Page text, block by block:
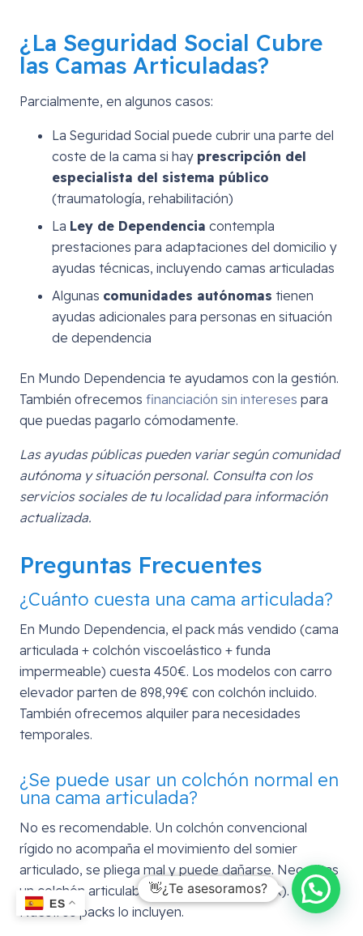
¿La Seguridad Social Cubre
las Camas Articuladas?
Parcialmente, en algunos casos:
La Seguridad Social puede cubrir una parte del
coste de la cama si hay prescripción del
especialista del sistema público
(traumatología, rehabilitación)
La Ley de Dependencia contempla
prestaciones para adaptaciones del domicilio y
ayudas técnicas, incluyendo camas articuladas
Algunas comunidades autónomas tienen
ayudas adicionales para personas en situación
de dependencia
En Mundo Dependencia te ayudamos con la gestión.
También ofrecemos financiación sin intereses para
que puedas pagarlo cómodamente.
Las ayudas públicas pueden variar según comunidad
autónoma y situación personal. Consulta con los
servicios sociales de tu localidad para información
actualizada.
Preguntas Frecuentes
¿Cuánto cuesta una cama articulada?
En Mundo Dependencia, el pack más vendido (cama
articulada + colchón viscoelástico + funda
impermeable) cuesta 450€. Los modelos con carro
elevador parten de 898,99€ con colchón incluido.
También ofrecemos alquiler para necesidades
temporales.
¿Se puede usar un colchón normal en
una cama articulada?
No es recomendable. Un colchón convencional
rígido no acompaña el movimiento del somier
articulado, se pliega mal y puede dañarse. Necesitas
un colchón articulable (viscoelástico o latex).
Nuestros packs lo incluyen.
ES
👋¿Te asesoramos?